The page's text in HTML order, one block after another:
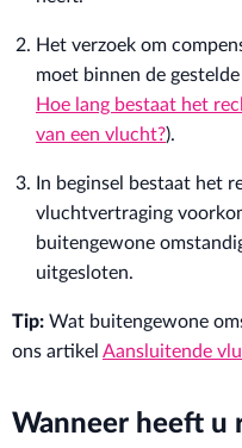
Het verzoek om
moet binnen de
Hoe lang bestaat het
van een vlucht?).
In beginsel bestaat het
vluchtvertraging
buitengewone
uitgesloten.
Tip: Wat buitengewone
ons artikel Aansluitende
Wanneer heeft u